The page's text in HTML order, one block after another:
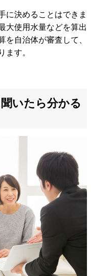
に決めることはできま
大使用水量などを算出
自治体が審査して、
す。
いたら分かる